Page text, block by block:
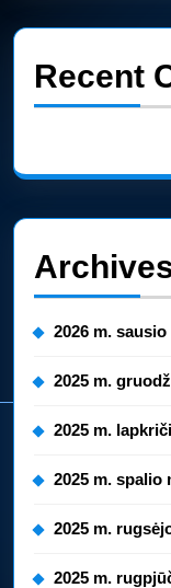
Recent
2026 m. sausio
2025 m.
2025 m.
2025 m. spalio
2025 m.
2025 m.